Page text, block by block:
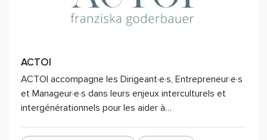
ACTOI
ACTOI accompagne les Dirigeant·e·s, Entrepreneur·e·s
et Manageur·e·s dans leurs enjeux interculturels et
intergénérationnels pour les aider à…